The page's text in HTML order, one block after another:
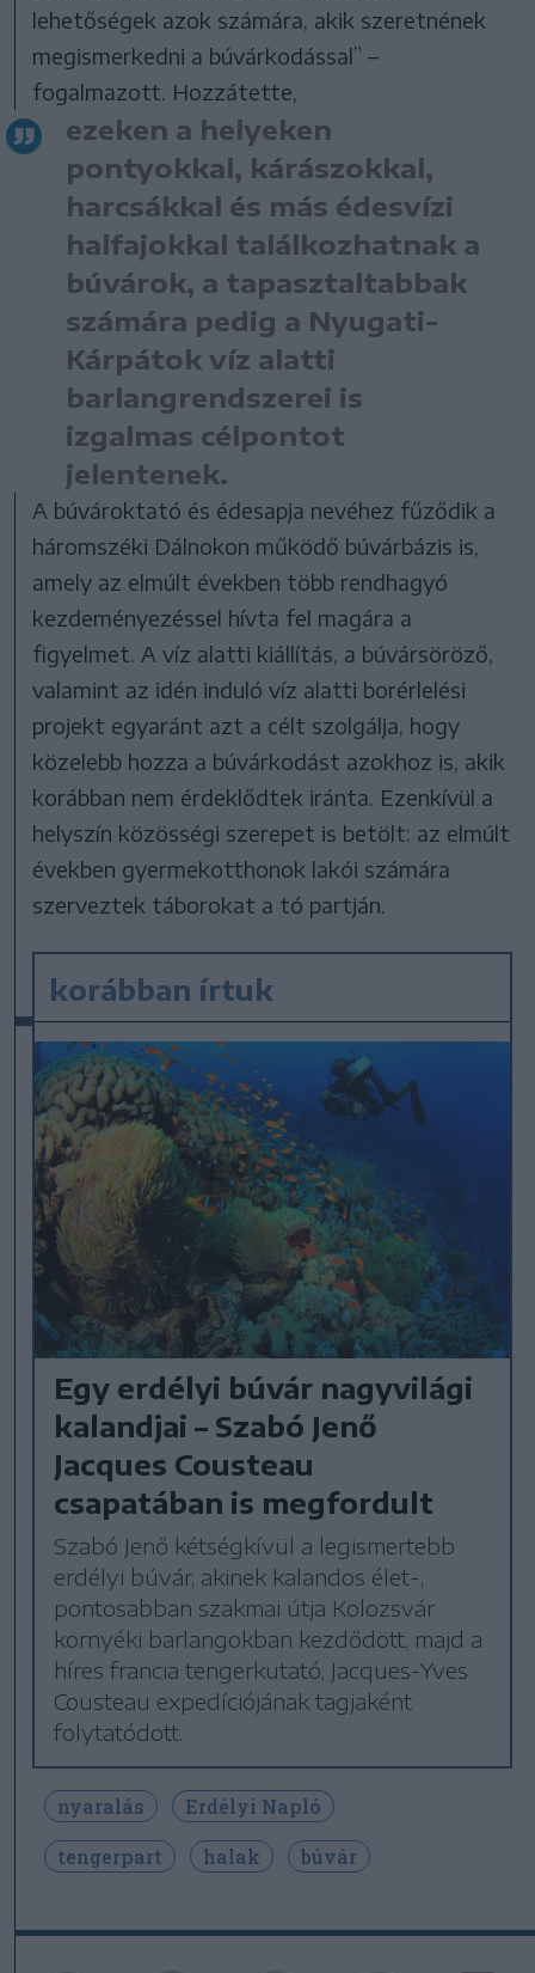
lehetőségek azok számára, akik szeretnének
megismerkedni a búvárkodással” –
fogalmazott. Hozzátette,
ezeken a helyeken
pontyokkal, kárászokkal,
harcsákkal és más édesvízi
halfajokkal találkozhatnak a
búvárok, a tapasztaltabbak
számára pedig a Nyugati-
Kárpátok víz alatti
barlangrendszerei is
izgalmas célpontot
jelentenek.
A búvároktató és édesapja nevéhez fűződik a
háromszéki Dálnokon működő búvárbázis is,
amely az elmúlt években több rendhagyó
kezdeményezéssel hívta fel magára a
figyelmet. A víz alatti kiállítás, a búvársöröző,
valamint az idén induló víz alatti borérlelési
projekt egyaránt azt a célt szolgálja, hogy
közelebb hozza a búvárkodást azokhoz is, akik
korábban nem érdeklődtek iránta. Ezenkívül a
helyszín közösségi szerepet is betölt: az elmúlt
években gyermekotthonok lakói számára
szerveztek táborokat a tó partján.
korábban írtuk
Egy erdélyi búvár nagyvilági
kalandjai – Szabó Jenő
Jacques Cousteau
csapatában is megfordult
Szabó Jenő kétségkívül a legismertebb
erdélyi búvár, akinek kalandos élet-,
pontosabban szakmai útja Kolozsvár
környéki barlangokban kezdődött, majd a
híres francia tengerkutató, Jacques-Yves
Cousteau expedíciójának tagjaként
folytatódott.
nyaralás
Erdélyi Napló
tengerpart
halak búvár